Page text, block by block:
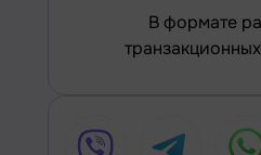
в формате рассылок и